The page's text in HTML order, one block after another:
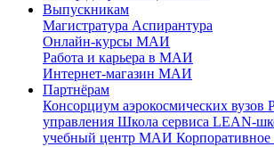
Выпускникам
Магистратура Аспирантура
Онлайн-курсы МАИ
Работа и карьера в МАИ
Интернет-магазин МАИ
Партнёрам
Консорциум аэрокосмических вузов
управления Школа сервиса LEAN-
учебный центр МАИ Корпоративное